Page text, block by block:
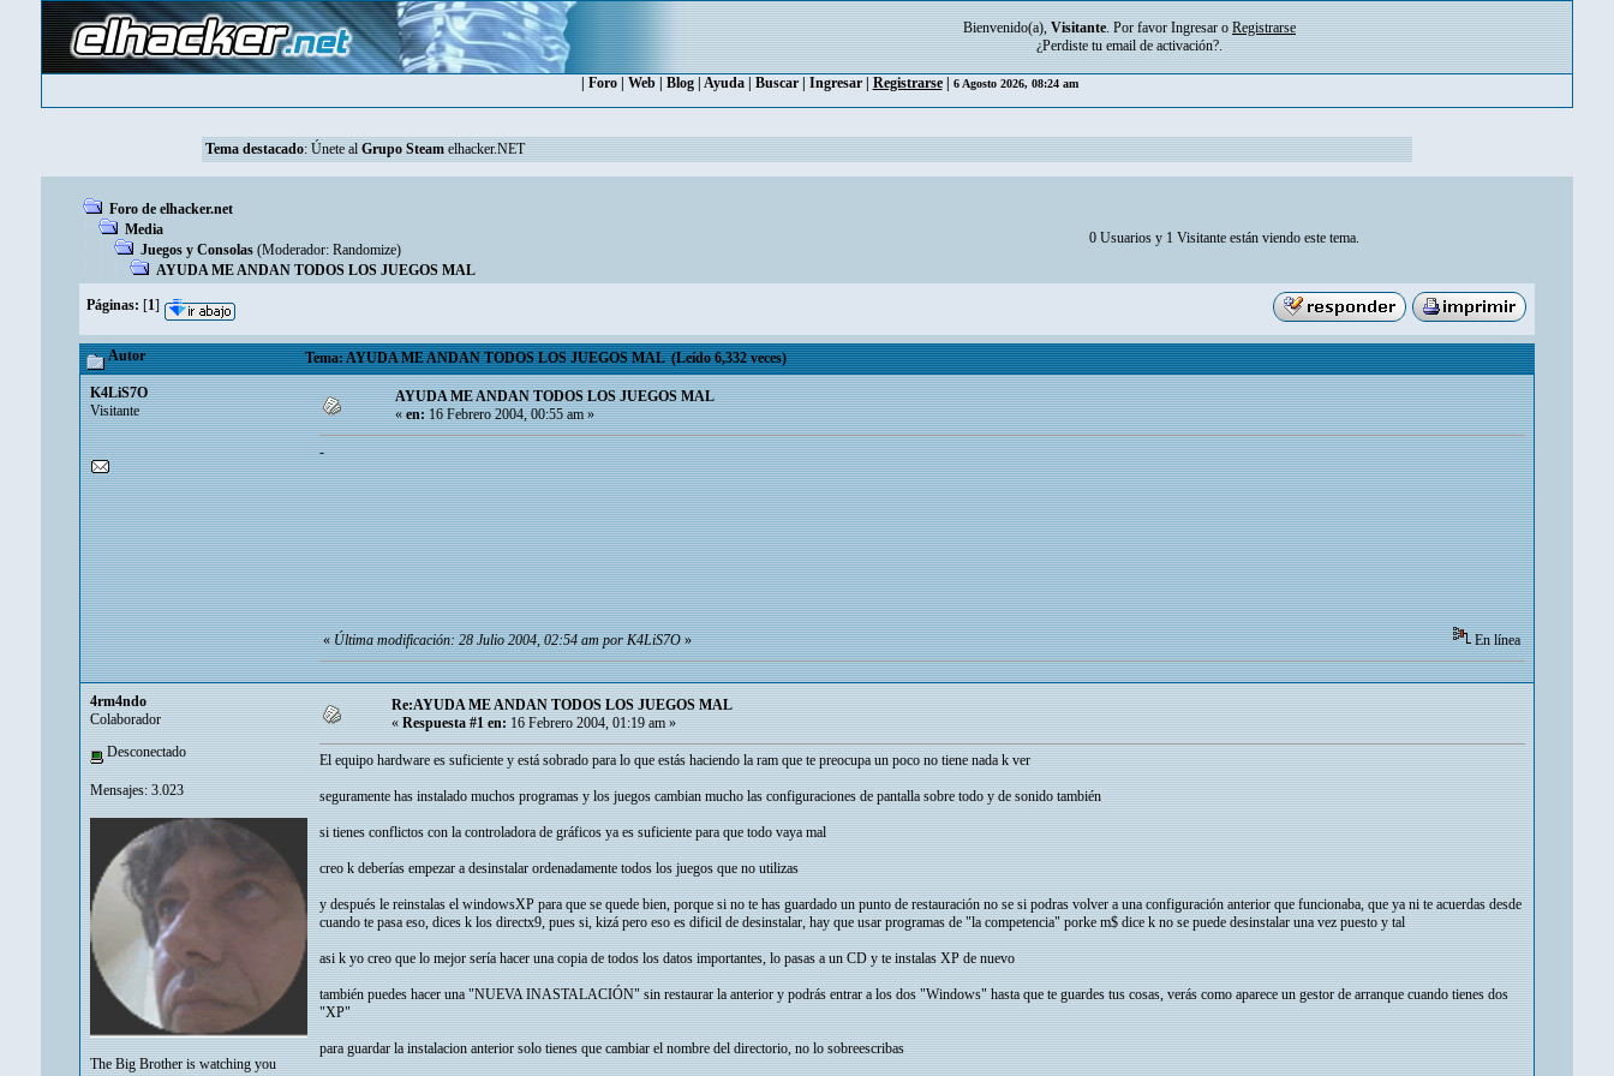
Bienvenido(a), Visitante. Por favor Ingresar o Registrarse
¿Perdiste tu email de activación?.
Foro| Web| Blog| Ayuda| Buscar| Ingresar| Registrarse| 6 Agosto 2026, 08:24 am
Tema destacado: Únete al Grupo Steam elhacker.NET
Foro de elhacker.net
Media
Juegos y Consolas (Moderador: Randomize)
AYUDA ME ANDAN TODOS LOS JUEGOS MAL
0 Usuarios y 1 Visitante están viendo este tema.
Páginas: [1]
Autor Tema: AYUDA ME ANDAN TODOS LOS JUEGOS MAL (Leído 6,332 veces)
K4LiS7O
Visitante
AYUDA ME ANDAN TODOS LOS JUEGOS MAL
«en:16 Febrero 2004, 00:55 am »
-
«Última modificación: 28 Julio 2004, 02:54 am por K4LiS7O» En línea
4rm4ndo
Colaborador
Desconectado
Mensajes: 3.023
The Big Brother is watching you
Re:AYUDA ME ANDAN TODOS LOS JUEGOS MAL
« Respuesta #1 en: 16 Febrero 2004, 01:19 am »
El equipo hardware es suficiente y está sobrado para lo que estás haciendo la ram que te preocupa un poco no tiene nada k ver
seguramente has instalado muchos programas y los juegos cambian mucho las configuraciones de pantalla sobre todo y de sonido también
si tienes conflictos con la controladora de gráficos ya es suficiente para que todo vaya mal
creo k deberías empezar a desinstalar ordenadamente todos los juegos que no utilizas
y después le reinstalas el windowsXP para que se quede bien, porque si no te has guardado un punto de restauración no se si podras volver a una configuración anterior que funcionaba, que ya ni te acuerdas desde
cuando te pasa eso, dices k los directx9, pues si, kizá pero eso es dificil de desinstalar, hay que usar programas de "la competencia" porke m$ dice k no se puede desinstalar una vez puesto y tal
asi k yo creo que lo mejor sería hacer una copia de todos los datos importantes, lo pasas a un CD y te instalas XP de nuevo
también puedes hacer una "NUEVA INASTALACIÓN" sin restaurar la anterior y podrás entrar a los dos "Windows" hasta que te guardes tus cosas, verás como aparece un gestor de arranque cuando tienes dos
"XP"
para guardar la instalacion anterior solo tienes que cambiar el nombre del directorio, no lo sobreescribas